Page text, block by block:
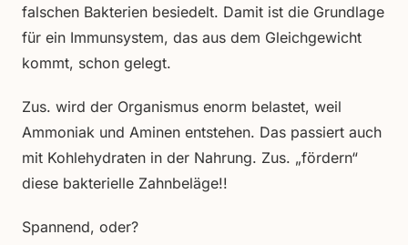
falschen Bakterien besiedelt. Damit ist die Grundlage
für ein Immunsystem, das aus dem Gleichgewicht
kommt, schon gelegt.
Zus. wird der Organismus enorm belastet, weil
Ammoniak und Aminen entstehen. Das passiert auch
mit Kohlehydraten in der Nahrung. Zus. „fördern“
diese bakterielle Zahnbeläge!!
Spannend, oder?